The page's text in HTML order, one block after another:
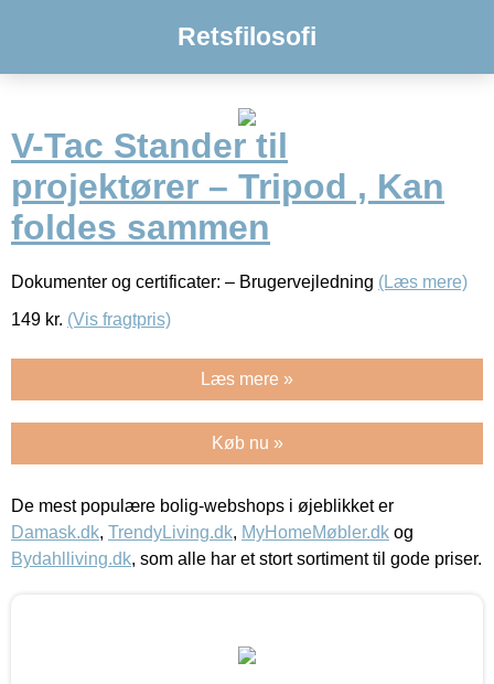
Retsfilosofi
V-Tac Stander til
projektører – Tripod , Kan
foldes sammen
Dokumenter og certificater: – Brugervejledning (Læs mere)
149 kr. (Vis fragtpris)
Læs mere »
Køb nu »
De mest populære bolig-webshops i øjeblikket er
Damask.dk, TrendyLiving.dk, MyHomeMøbler.dk og
Bydahlliving.dk, som alle har et stort sortiment til gode priser.